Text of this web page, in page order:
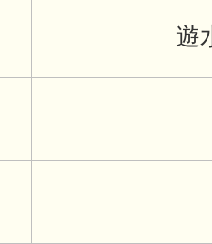
遊